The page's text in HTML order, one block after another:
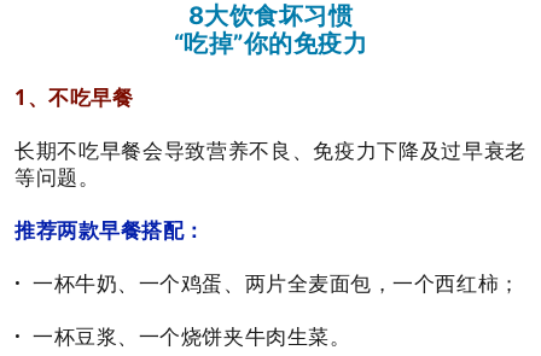
8大饮食坏习惯
“吃掉”你的免疫力
1、不吃早餐
长期不吃早餐会导致营养不良、免疫力下降及过早衰老
等问题。
推荐两款早餐搭配：
·一杯牛奶、一个鸡蛋、两片全麦面包，一个西红柿；
· 一杯豆浆、一个烧饼夹牛肉生菜。